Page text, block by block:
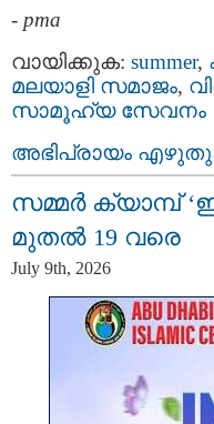
- pma
വായിക്കുക: summer,
മലയാളി സമാജം,
സാമൂഹ്യ സേവനം
അഭിപ്രായം
സമ്മർ ക്യാമ്പ്
മുതൽ 19 വരെ
July 9th, 2026